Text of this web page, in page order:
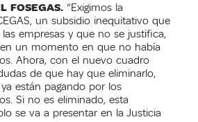
FOSEGAS. “Exigimos la
un subsidio inequitativo que
empresas y que no se justifica,
un momento en que no había
Ahora, con el nuevo cuadro
de que hay que eliminarlo,
están pagando por los
Si no es eliminado, esta
se va a presentar en la Justicia